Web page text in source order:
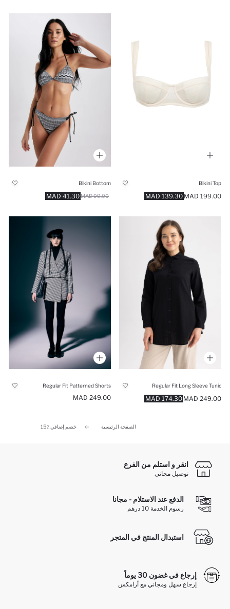
Bikini Top
139.30 MAD 199.00 MAD
Bikini Bottom
41.30 MAD 99.00 MAD
Regular Fit Long Sleeve Tunic
174.30 MAD 249.00 MAD
Regular Fit Patterned Shorts
249.00 MAD
الصفحة الرئيسية خصم إضافي ٪15
انقر و استلم من الفرع
توصيل مجاني
الدفع عند الاستلام - مجانا
رسوم الخدمة 10 درهم
استبدال المنتج في المتجر
إرجاع في غضون 30 يوماً
إرجاع سهل ومجاني مع أرامكس